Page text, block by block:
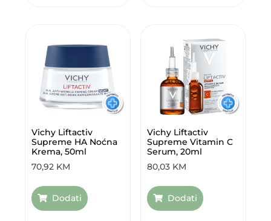
Vichy Liftactiv
Supreme HA Noćna
Krema, 50ml
70,92 KM
Dodati
Vichy Liftactiv
Supreme Vitamin C
Serum, 20ml
80,03 KM
Dodati